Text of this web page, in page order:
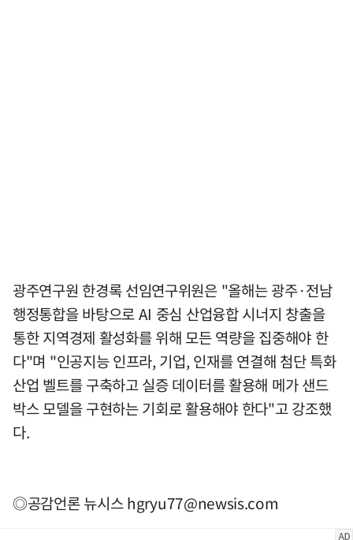
광주연구원 한경록 선임연구위원은 "올해는 광주·전남
행정통합을 바탕으로 AI 중심 산업융합 시너지 창출을
통한 지역경제 활성화를 위해 모든 역량을 집중해야 한
다"며 "인공지능 인프라, 기업, 인재를 연결해 첨단 특화
산업 벨트를 구축하고 실증 데이터를 활용해 메가 샌드
박스 모델을 구현하는 기회로 활용해야 한다"고 강조했
다.
◎공감언론 뉴시스hgryu77@newsis.com